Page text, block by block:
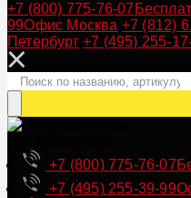
+7 (800) 775-76-07
99Офис Москва +7 (812)
Петербург +7 (495) 255-
+7 (800) 775-76-07
+7 (495) 255-39-99